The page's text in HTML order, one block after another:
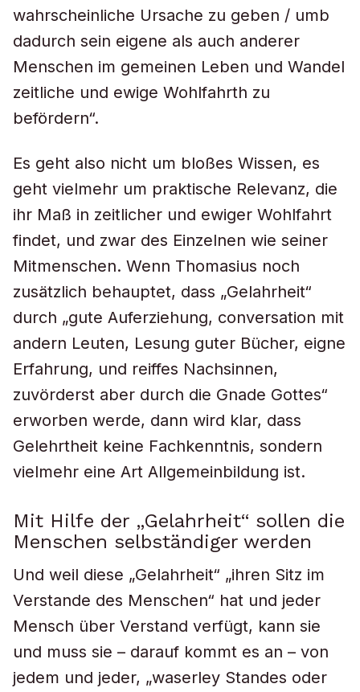
wahrscheinliche Ursache zu geben / umb
dadurch sein eigene als auch anderer
Menschen im gemeinen Leben und Wandel
zeitliche und ewige Wohlfahrth zu
befördern“.
Es geht also nicht um bloßes Wissen, es
geht vielmehr um praktische Relevanz, die
ihr Maß in zeitlicher und ewiger Wohlfahrt
findet, und zwar des Einzelnen wie seiner
Mitmenschen. Wenn Thomasius noch
zusätzlich behauptet, dass „Gelahrheit“
durch „gute Auferziehung, conversation mit
andern Leuten, Lesung guter Bücher, eigne
Erfahrung, und reiffes Nachsinnen,
zuvörderst aber durch die Gnade Gottes“
erworben werde, dann wird klar, dass
Gelehrtheit keine Fachkenntnis, sondern
vielmehr eine Art Allgemeinbildung ist.
Mit Hilfe der „Gelahrheit“ sollen die
Menschen selbständiger werden
Und weil diese „Gelahrheit“ „ihren Sitz im
Verstande des Menschen“ hat und jeder
Mensch über Verstand verfügt, kann sie
und muss sie – darauf kommt es an – von
jedem und jeder, „waserley Standes oder